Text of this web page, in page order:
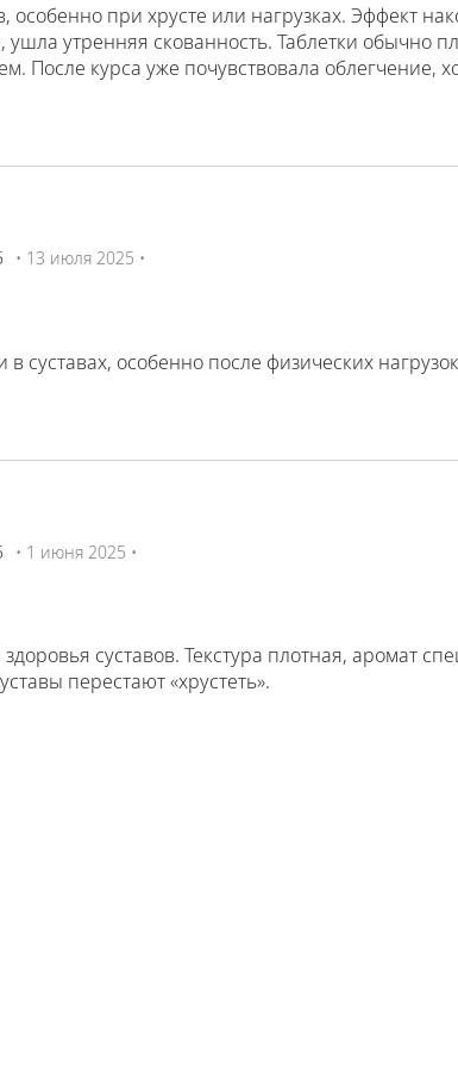
особенно при хрусте или нагрузках. Эффект
ушла утренняя скованность. Таблетки обычно
После курса уже почувствовала облегчение,
• 13 июля 2025 •
суставах, особенно после физических
• 1 июня 2025 •
суставов. Текстура плотная, аромат
перестают «хрустеть».